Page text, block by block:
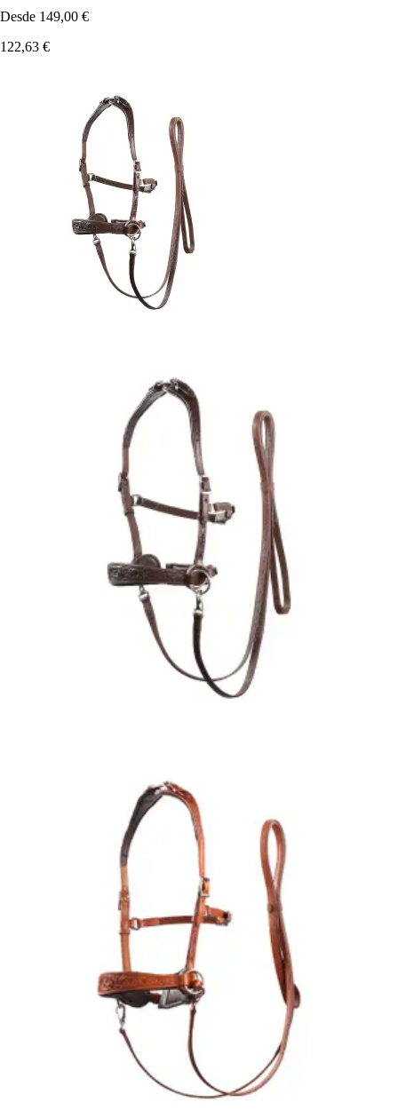
Desde 149,00 €
122,63 €